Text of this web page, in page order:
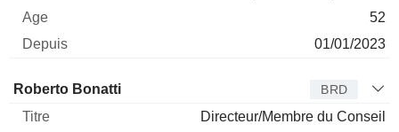
52
01/01/2023
Administrateur Titre
Roberto Bonatti BRD
Directeur/Membre du Conseil